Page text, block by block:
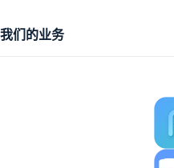
我们的业务